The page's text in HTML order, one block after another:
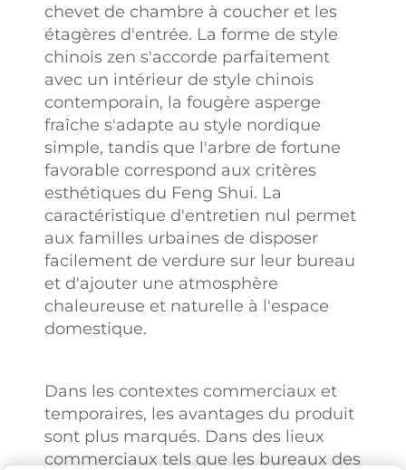
chevet de chambre à coucher et les
étagères d'entrée. La forme de style
chinois zen s'accorde parfaitement
avec un intérieur de style chinois
contemporain, la fougère asperge
fraîche s'adapte au style nordique
simple, tandis que l'arbre de fortune
favorable correspond aux critères
esthétiques du Feng Shui. La
caractéristique d'entretien nul permet
aux familles urbaines de disposer
facilement de verdure sur leur bureau
et d'ajouter une atmosphère
chaleureuse et naturelle à l'espace
domestique.
Dans les contextes commerciaux et
temporaires, les avantages du produit
sont plus marqués. Dans des lieux
commerciaux tels que les bureaux des